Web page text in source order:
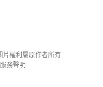
片權利屬原作者所有
服務聲明